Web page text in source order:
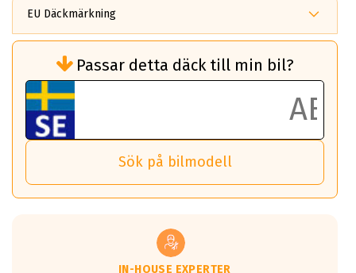
EU Däckmärkning
bränsleförbrukningen)
Det ska vara en betygsskala från klass A
till G för rullmotstånd.
Ett klass A däck kommer ha 6,5% bättre
bränsleförbrukning än ett klass G däck.
Det betyder att om man kör 10,000 km,
så sparar man 50 liter bränsle med ett
vilken körstil du använder.
Våtgrepp egenskaper:
Passar detta däck till min bil?
Sök på bilmodell
IN-HOUSE EXPERTER